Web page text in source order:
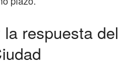
respuesta del